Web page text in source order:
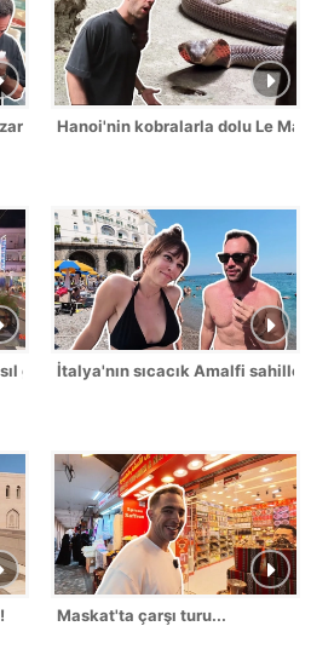
yılan eti!
Hanoi'nin kobralarla dolu Le Mat
geçer?İtalya'nın sıcacık Amalfi
Maskat'ta çarşı turu...